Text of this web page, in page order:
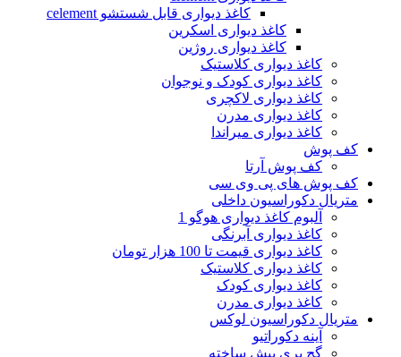
کاغذ دیواری قابل شستشو celement
کاغذ دیواری اسکرین
کاغذ دیواری روژین
کاغذ دیواری کلاستیک
کاغذ دیواری کودک و نوجوان
کاغذ دیواری لاکچری
کاغذ دیواری مدرن
کاغذ دیواری میراندا
کف پوش
کف پوش آرتا
کف پوش های پی وی سی
متریال دکوراسیون داخلی
آلبوم کاغذ دیواری هوگو 1
کاغذ دیواری آبرنگی
کاغذ دیواری قیمت تا 100 هزار تومان
کاغذ دیواری کلاستیک
کاغذ دیواری کودک
کاغذ دیواری مدرن
متریال دکوراسیون لوکس
آینه دکوراتیو
گچ بری پیش ساخته